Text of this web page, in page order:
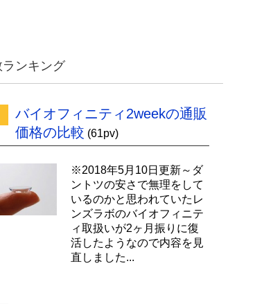
ランキング
バイオフィニティ2weekの通販
価格の比較 (61pv)
※2018年5月10日更新～ダ
ントツの安さで無理をして
いるのかと思われていたレ
ンズラボのバイオフィニテ
ィ取扱いが2ヶ月振りに復
活したようなので内容を見
直しました...